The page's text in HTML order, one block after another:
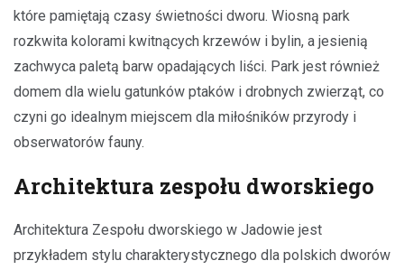
które pamiętają czasy świetności dworu. Wiosną park
rozkwita kolorami kwitnących krzewów i bylin, a jesienią
zachwyca paletą barw opadających liści. Park jest również
domem dla wielu gatunków ptaków i drobnych zwierząt, co
czyni go idealnym miejscem dla miłośników przyrody i
obserwatorów fauny.
Architektura zespołu dworskiego
Architektura Zespołu dworskiego w Jadowie jest
przykładem stylu charakterystycznego dla polskich dworów